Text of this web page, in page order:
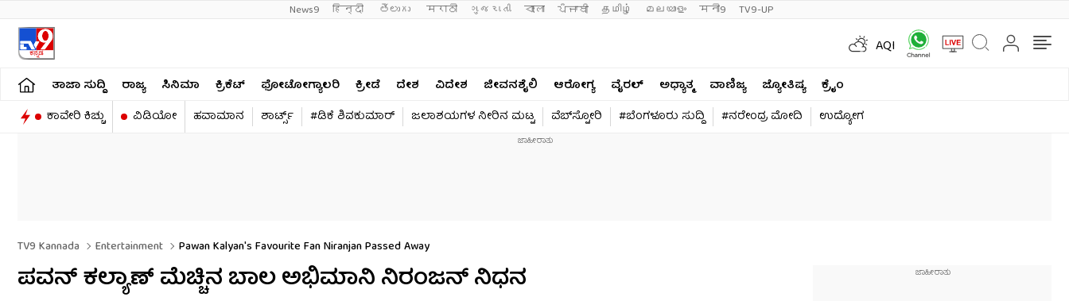
News9 हिन्दी తెలుగు मराठी ગુજરાતી বাংলা ਪੰਜਾਬੀ தமிழ் മലയാളം मनी9 TV9-UP
AQI
ತಾಜಾ ಸುದ್ದಿ ರಾಜ್ಯ ಸಿನಿಮಾ ಕ್ರಿಕೆಟ್​ ಫೋಟೋಗ್ಯಾಲರಿ ಕ್ರೀಡೆ ದೇಶ ವಿದೇಶ ಜೀವನಶೈಲಿ ಆರೋಗ್ಯ ವೈರಲ್​ ಅಧ್ಯಾತ್ಮ ವಾಣಿಜ್ಯ ಜ್ಯೋತಿಷ್ಯ
ಕ್ರೈಂ
ಕಾವೇರಿ ಕಿಚ್ಚು
ವಿಡಿಯೋ ಹವಾಮಾನ ಶಾರ್ಟ್ಸ್​ #ಡಿಕೆ ಶಿವಕುಮಾರ್​ ಜಲಾಶಯಗಳ ನೀರಿನ ಮಟ್ಟ ವೆಬ್​ಸ್ಟೋರಿ #ಬೆಂಗಳೂರು ಸುದ್ದಿ #ನರೇಂದ್ರ ಮೋದಿ ಉದ್ಯೋಗ
TV9 Kannada Entertainment Pawan Kalyan's Favourite Fan Niranjan Passed Away
ಪವನ್ ಕಲ್ಯಾಣ್ ಮೆಚ್ಚಿನ ಬಾಲ ಅಭಿಮಾನಿ ನಿರಂಜನ್ ನಿಧನ